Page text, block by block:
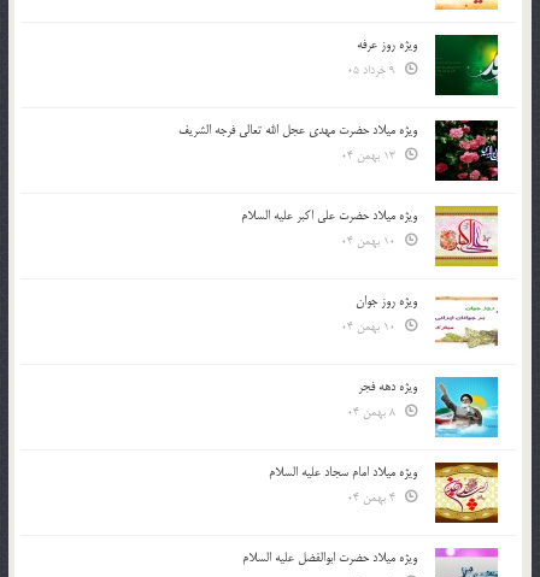
ویژه روز عرفه
ویژه میلاد حضرت مهدی عجل الله تعالی فرجه الشريف
ویژه میلاد حضرت علی اکبر علیه السلام
ویژه روز جوان
ویژه دهه فجر
ویژه میلاد امام سجاد علیه السلام
ویژه میلاد حضرت ابوالفضل علیه السلام